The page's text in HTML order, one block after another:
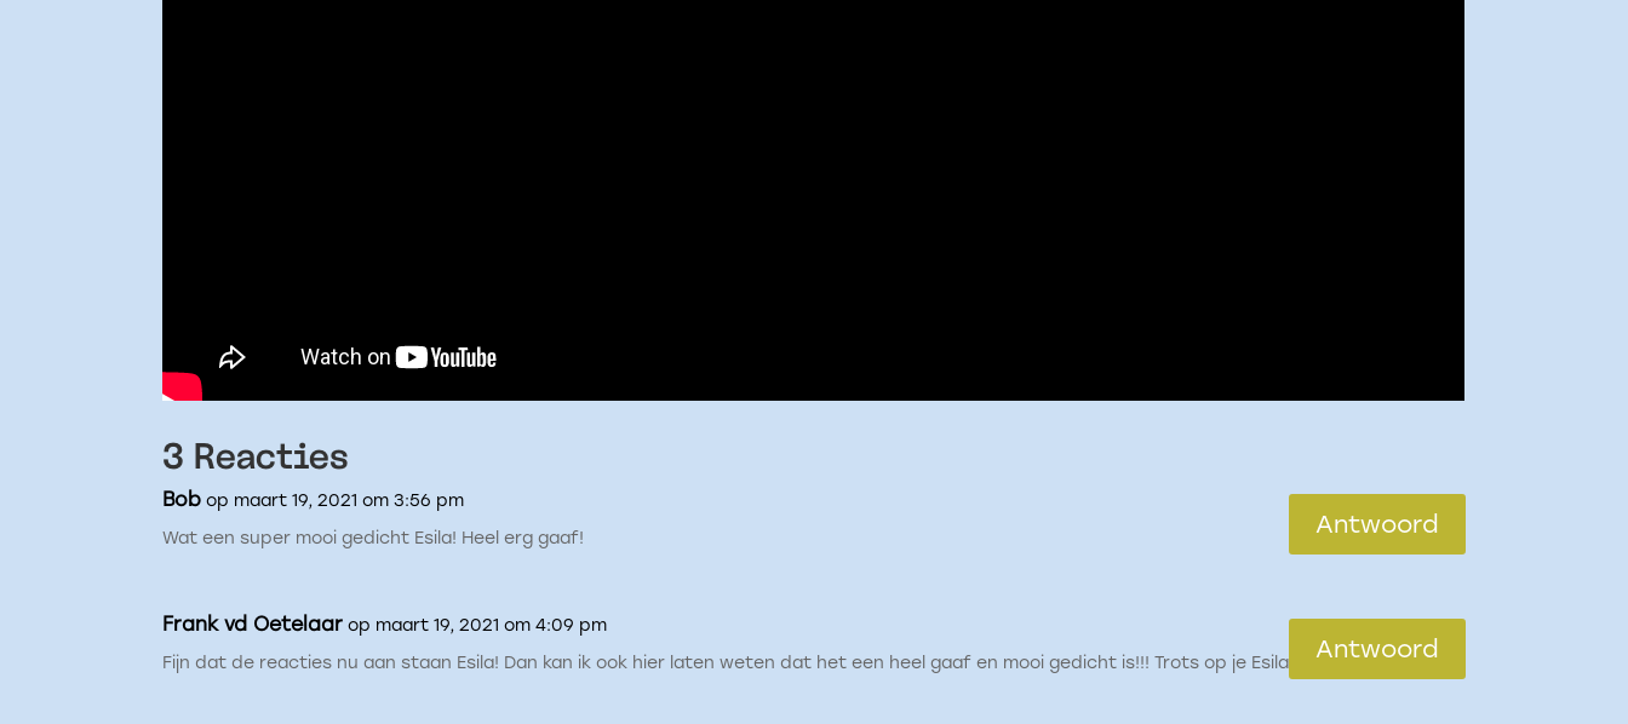
3 Reacties
Bob op maart 19, 2021 om 3:56 pm
Wat een super mooi gedicht Esila! Heel erg gaaf!
Antwoord
Frank vd Oetelaar op maart 19, 2021 om 4:09 pm
Fijn dat de reacties nu aan staan Esila! Dan kan ik ook hier laten weten dat het een heel gaaf en mooi gedicht is!!! Trots op je Esila!!!
Antwoord